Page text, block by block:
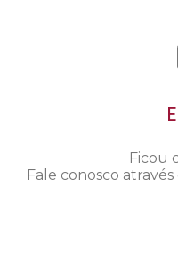
Ficou
Fale conosco